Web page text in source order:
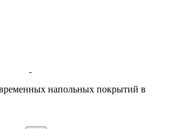
напольных покрытий в